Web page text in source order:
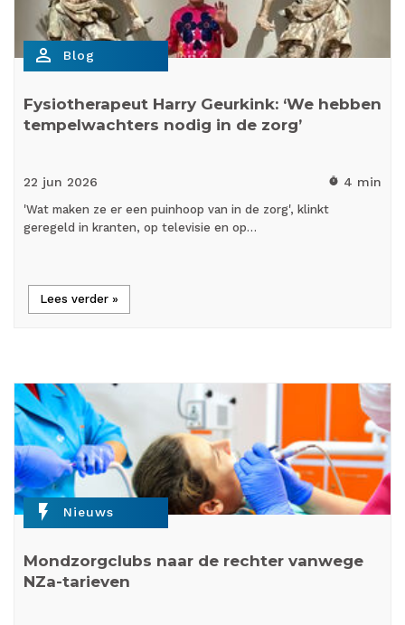
person_outline Blog
Fysiotherapeut Harry Geurkink: ‘We hebben
tempelwachters nodig in de zorg’
22 jun 2026 timer 4 min
'Wat maken ze er een puinhoop van in de zorg', klinkt
geregeld in kranten, op televisie en op…
Lees verder »
flash_on Nieuws
Mondzorgclubs naar de rechter vanwege
NZa-tarieven